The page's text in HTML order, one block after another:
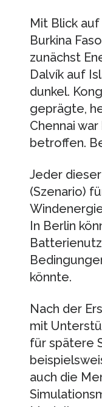
Mit Blick
Burkina
zunächst
Dalvík auf
dunkel.
geprägte,
Chennai
betroffen.
Jeder
(Szenario)
In Berlin
könnte.
Nach der
mit
für spätere
auch die